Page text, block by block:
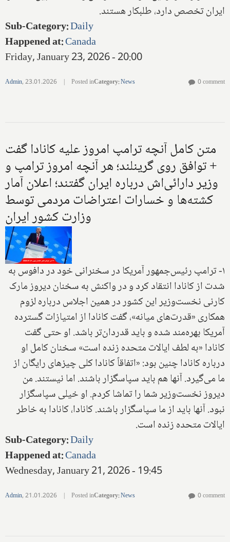
ایران تخصص دارد، طلبکار هستند.
Sub-Category:Daily
Happened at:Canada
Friday, January 23, 2026 - 20:00
Admin,23.01.2026 | Posted inCategory:News 0 comment
متن کامل آنچه ترامپ امروز علیه کانادا گفت
+ توافق روی گرینلند؛ هر آنچه امروز ترامپ و
وزیر دارائی‌اش درباره ایران گفتند؛ اعلان آمار
کشته‌ها و خسارات اعتراضات مردمی توسط
وزارت کشور ایران
۱- ترامپ رئیس‌جمهور آمریکا در سخنرانی خود در دافوس به
شدت از کانادا انتقاد کرد و در واکنش به سخنان دیروز مارک
کارنی نخست‌وزیر این کشور در همین اجلاس درباره لزوم
همکاری «قدرت‌های میانه»، گفت کانادا از امتیازات گسترده
آمریکا بهره‌مند شده و باید قدردان‌تر باشد. او حتی گفت
کانادا «به لطف ایالات متحده زنده است» سخنان کامل او
درباره کانادا چنین بود: «اتفاقاً کانادا کلی چیزهای رایگان از
ما می‌گیرد. آنها هم باید سپاسگزار باشند. اما نیستند. من
دیروز نخست‌وزیر شما را تماشا کردم. او خیلی سپاسگزار
نبود. آنها باید از ما سپاسگزار باشند. کانادا، کانادا به خاطر
ایالات متحده زنده است.
Sub-Category:Daily
Happened at:Canada
Wednesday, January 21, 2026 - 19:45
Admin,21.01.2026 | Posted inCategory:News 0 comment